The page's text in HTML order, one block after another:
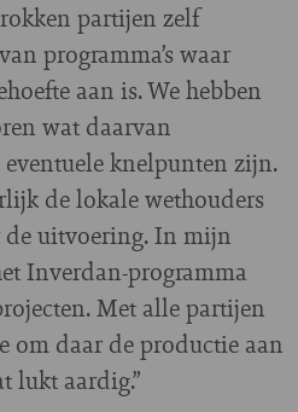
partijen zelf
programma’s waar
aan is. We hebben
wat daarvan
knelpunten zijn.
de lokale wethouders
uitvoering. In mijn
Inverdan-programma
Met alle partijen
om daar de productie aan
lukt aardig.”